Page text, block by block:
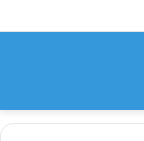
نجاح المشروعات